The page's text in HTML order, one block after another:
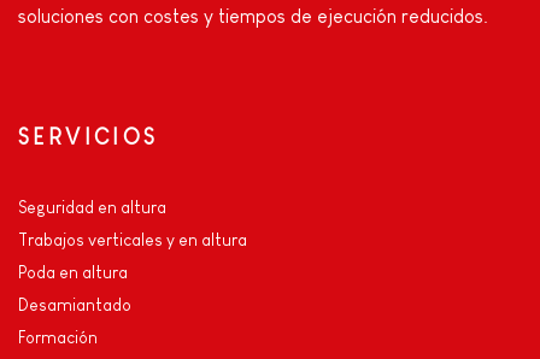
soluciones con costes y tiempos de ejecución reducidos.
SERVICIOS
Seguridad en altura
Trabajos verticales y en altura
Poda en altura
Desamiantado
Formación